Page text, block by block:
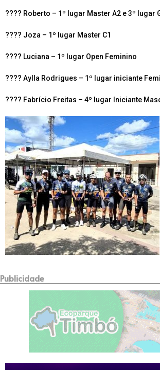
???? Roberto – 1º lugar Master A2 e 3º lugar
???? Joza – 1º lugar Master C1
???? Luciana – 1º lugar Open Feminino
???? Aylla Rodrigues – 1º lugar iniciante
???? Fabrício Freitas – 4º lugar Iniciante
Publicidade